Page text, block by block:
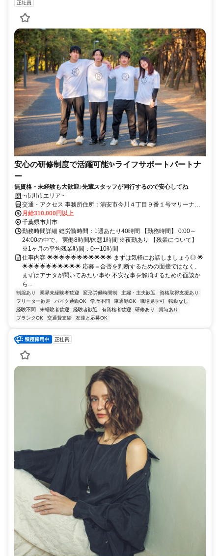
正社員
安心の研修制度で活躍可能✨ライフサポートパートナ
ー
無資格・未経験も大歓迎♪先輩スタッフが同行するので安心してね
~市川市エリア~
交通・アクセス 事務所住所：浦安市今川４丁目９番１号マリーナテ
イスティ２０３/直行直帰も可能です♪
月給310,000円以上
千葉県市川市
勤務時間詳細 総労働時間：1週あたり40時間 【勤務時間】 0:00～
24:00の中で、 実働8時間/休憩1時間 ※夜勤あり 【残業について】
※1ヶ月の平均残業時間：0〜10時間
仕事内容 🌟🌟🌟🌟🌟🌟🌟🌟🌟🌟🌟 まずは気軽にお話しましょう◎ 🌟
🌟🌟🌟🌟🌟🌟🌟🌟🌟🌟 応募＝合否を判断するための面接ではなく、
まずはアナタが聞いてみたい事や 不安な事を解消するための面談か
ら...
制服あり 業界未経験者歓迎 変形労働時間制 主婦・主夫歓迎
資格取得支援あり
フリーター歓迎
バイク通勤OK 学歴不問 車通勤OK 職場見学可
転勤なし
経験不問
未経験者歓迎 経験者歓迎 有資格者歓迎 研修あり
賞与あり
ブランクOK
交通費支給 友達と応募OK
正社員